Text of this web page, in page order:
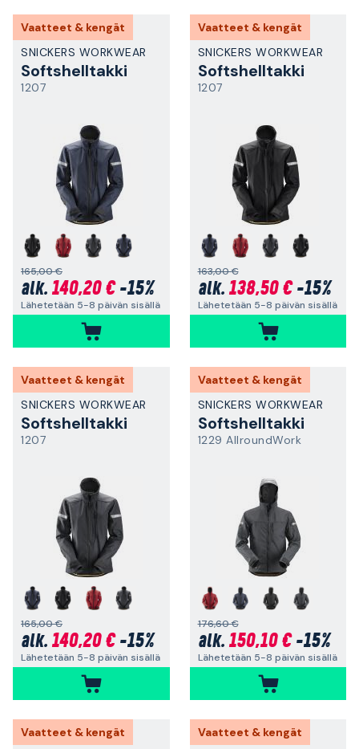
Vaatteet & kengät
SNICKERS WORKWEAR
Softshelltakki
1207
165,00 €
alk. 140,20 €-15%
Lähetetään 5-8 päivän sisällä
Vaatteet & kengät
SNICKERS WORKWEAR
Softshelltakki
1207
163,00 €
alk. 138,50 €-15%
Lähetetään 5-8 päivän sisällä
Vaatteet & kengät
SNICKERS WORKWEAR
Softshelltakki
1207
165,00 €
alk. 140,20 €-15%
Lähetetään 5-8 päivän sisällä
Vaatteet & kengät
SNICKERS WORKWEAR
Softshelltakki
1229 AllroundWork
176,60 €
alk. 150,10 €-15%
Lähetetään 5-8 päivän sisällä
Vaatteet & kengät
Vaatteet & kengät